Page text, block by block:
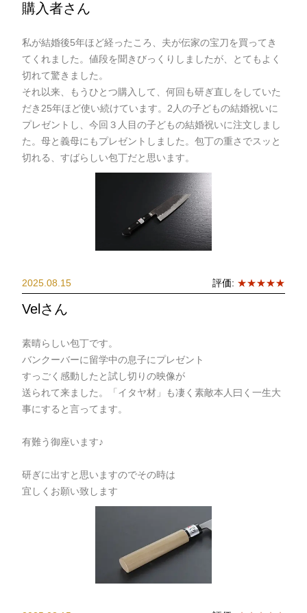
購入者さん
私が結婚後5年ほど経ったころ、夫が伝家の宝刀を買ってき
てくれました。値段を聞きびっくりしましたが、とてもよく
切れて驚きました。
それ以来、もうひとつ購入して、何回も研ぎ直しをしていた
だき25年ほど使い続けています。2人の子どもの結婚祝いに
プレゼントし、今回３人目の子どもの結婚祝いに注文しまし
た。母と義母にもプレゼントしました。包丁の重さでスッと
切れる、すばらしい包丁だと思います。
2025.08.15 評価: ★★★★★
Velさん
素晴らしい包丁です。
バンクーバーに留学中の息子にプレゼント
すっごく感動したと試し切りの映像が
送られて来ました。「イタヤ材」も凄く素敵本人曰く一生大
事にすると言ってます。
有難う御座います♪
研ぎに出すと思いますのでその時は
宜しくお願い致します